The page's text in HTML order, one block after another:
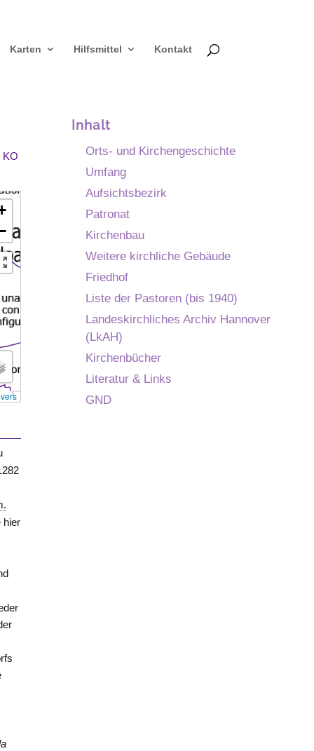
Karten Hilfsmittel Kontakt
KO
hier
Inhalt
Orts- und Kirchengeschichte
Umfang
Aufsichtsbezirk
Patronat
Kirchenbau
Weitere kirchliche Gebäude
Friedhof
Liste der Pastoren (bis 1940)
Landeskirchliches Archiv Hannover
(LkAH)
Kirchenbücher
Literatur & Links
GND